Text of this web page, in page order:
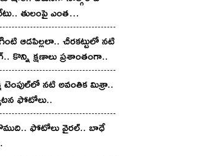
తులంపై ఎంత
ఆడ‌పిల్ల‌లా.. చీర‌క‌ట్టులో న‌టి
క్షణాలు ప్రశాంతంగా..
టెంపుల్‌లో న‌టి అవంతిక మిశ్రా..
ఫోటోలు..
ఫోటోలు వైర‌ల్‌.. బాధే